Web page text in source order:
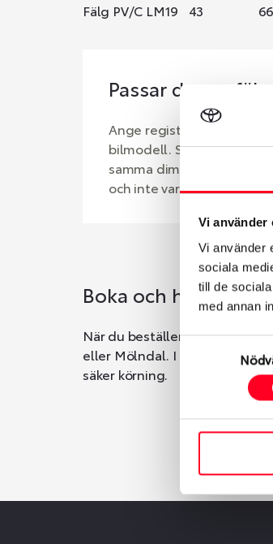
Vi använder
Vi använder
sociala
till de
med annan
Samtyckesval
Fälg PV/C LM19 43
Passar denna
Ange
bilmodell. Se till att kolla
samma dimensioner.
och inte vara samma
Boka och hämta
När du beställer dina nya
eller Mölndal. I beställningen
säker körning.